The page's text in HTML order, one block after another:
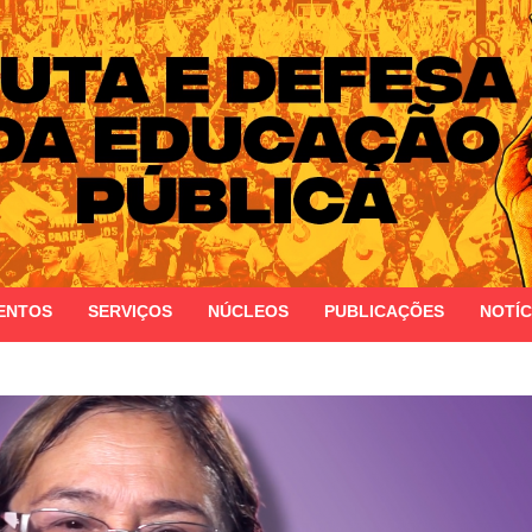
Estado do Rio Grande do Sul
SERVIÇOS NÚCLEOS PUBLICAÇÕES